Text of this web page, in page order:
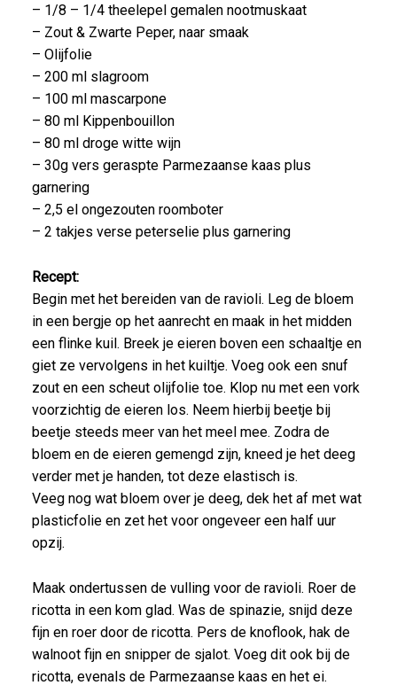
– 1/8 – 1/4 theelepel gemalen nootmuskaat
– Zout & Zwarte Peper, naar smaak
– Olijfolie
– 200 ml slagroom
– 100 ml mascarpone
– 80 ml Kippenbouillon
– 80 ml droge witte wijn
– 30g vers geraspte Parmezaanse kaas plus
garnering
– 2,5 el ongezouten roomboter
– 2 takjes verse peterselie plus garnering
Recept:
Begin met het bereiden van de ravioli. Leg de bloem
in een bergje op het aanrecht en maak in het midden
een flinke kuil. Breek je eieren boven een schaaltje en
giet ze vervolgens in het kuiltje. Voeg ook een snuf
zout en een scheut olijfolie toe. Klop nu met een vork
voorzichtig de eieren los. Neem hierbij beetje bij
beetje steeds meer van het meel mee. Zodra de
bloem en de eieren gemengd zijn, kneed je het deeg
verder met je handen, tot deze elastisch is.
Veeg nog wat bloem over je deeg, dek het af met wat
plasticfolie en zet het voor ongeveer een half uur
opzij.
Maak ondertussen de vulling voor de ravioli. Roer de
ricotta in een kom glad. Was de spinazie, snijd deze
fijn en roer door de ricotta. Pers de knoflook, hak de
walnoot fijn en snipper de sjalot. Voeg dit ook bij de
ricotta, evenals de Parmezaanse kaas en het ei.